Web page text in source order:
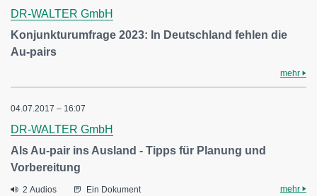
DR-WALTER GmbH
Konjunkturumfrage 2023: In Deutschland fehlen die
Au-pairs
mehr
04.07.2017 – 16:07
DR-WALTER GmbH
Als Au-pair ins Ausland - Tipps für Planung und
Vorbereitung
2 Audios Ein Dokument mehr